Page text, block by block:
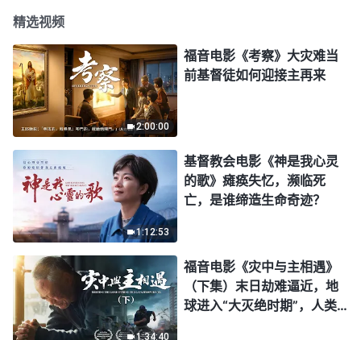
精选视频
2:00:00
福音电影《考察》大灾难当
前基督徒如何迎接主再来
1:12:53
基督教会电影《神是我心灵
的歌》瘫痪失忆，濒临死
亡，是谁缔造生命奇迹？
1:34:40
福音电影《灾中与主相遇》
（下集）末日劫难逼近，地
球进入“大灭绝时期”，人类